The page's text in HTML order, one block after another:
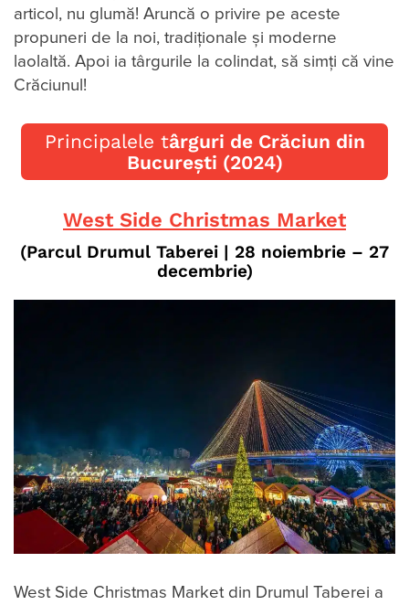
articol, nu glumă! Aruncă o privire pe aceste
propuneri de la noi, tradiționale şi moderne
laolaltă. Apoi ia târgurile la colindat, să simți că vine
Crăciunul!
Principalele târguri de Crăciun din
București (2024)
West Side Christmas Market
(Parcul Drumul Taberei | 28 noiembrie – 27
decembrie)
West Side Christmas Market din Drumul Taberei a